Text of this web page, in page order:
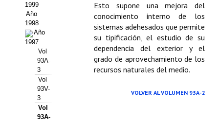
1999
Año
1998
Año
1997
Vol
93A-
3
Vol
93V-
3
Vol
93A-
Esto supone una mejora del
conocimiento interno de los
sistemas adehesados que permite
su tipificación, el estudio de su
dependencia del exterior y el
grado de aprovechamiento de los
recursos naturales del medio.
VOLVER AL VOLUMEN 93A-2